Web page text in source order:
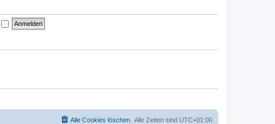
g
i
Alle Zeiten sind UTC+01:00
Alle Cookies löschen